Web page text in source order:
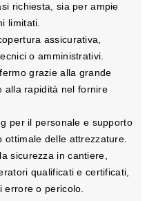
richiesta, sia per ampie
limitati.
assicurativa,
o amministrativi.
grazie alla grande
alla rapidità nel fornire
per il personale e supporto
delle attrezzature.
sicurezza in cantiere,
qualificati e certificati,
errore o pericolo.